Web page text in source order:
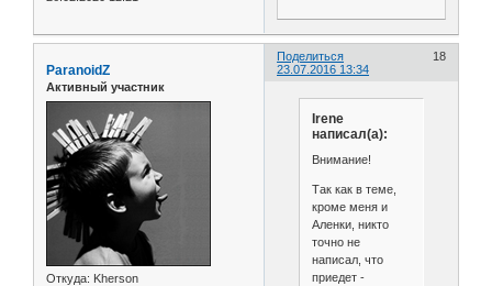
Поделиться
18
23.07.2016 13:34
ParanoidZ
Активный участник
Откуда: Kherson
Irene
написал(а):
Внимание!
Так как в теме,
кроме меня и
Аленки, никто
точно не
написал, что
приедет -